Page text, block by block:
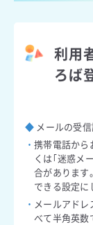
利用
ろば
◆ メールの受
・ 携帯電話から
くは｢迷惑メ
合がありま
できる設定に
・ メールアド
べて半角英数